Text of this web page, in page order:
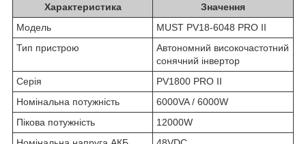
Характеристика
Значення
Модель
MUST PV18-6048 PRO II
Тип пристрою
Автономний високочастотний
сонячний інвертор
Серія
PV1800 PRO II
Номінальна потужність
6000VA / 6000W
Пікова потужність
12000W